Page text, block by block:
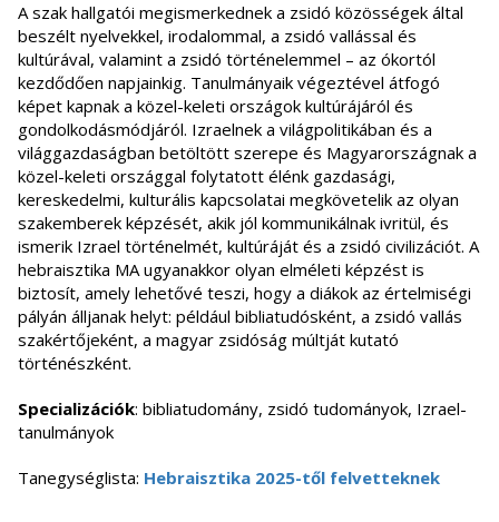
A szak hallgatói megismerkednek a zsidó közösségek által
beszélt nyelvekkel, irodalommal, a zsidó vallással és
kultúrával, valamint a zsidó történelemmel – az ókortól
kezdődően napjainkig. Tanulmányaik végeztével átfogó
képet kapnak a közel-keleti országok kultúrájáról és
gondolkodásmódjáról. Izraelnek a világpolitikában és a
világgazdaságban betöltött szerepe és Magyarországnak a
közel-keleti országgal folytatott élénk gazdasági,
kereskedelmi, kulturális kapcsolatai megkövetelik az olyan
szakemberek képzését, akik jól kommunikálnak ivritül, és
ismerik Izrael történelmét, kultúráját és a zsidó civilizációt. A
hebraisztika MA ugyanakkor olyan elméleti képzést is
biztosít, amely lehetővé teszi, hogy a diákok az értelmiségi
pályán álljanak helyt: például bibliatudósként, a zsidó vallás
szakértőjeként, a magyar zsidóság múltját kutató
történészként.
Specializációk: bibliatudomány, zsidó tudományok, Izrael-
tanulmányok
Tanegységlista: Hebraisztika 2025-től felvetteknek